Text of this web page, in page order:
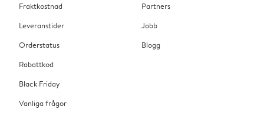
Fraktkostnad
Leveranstider
Orderstatus
Rabattkod
Black Friday
Vanliga frågor
Partners
Jobb
Blogg